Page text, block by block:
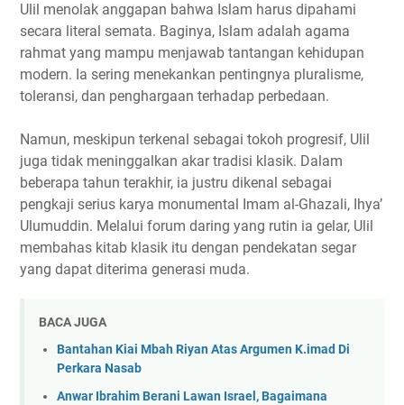
Ulil menolak anggapan bahwa Islam harus dipahami
secara literal semata. Baginya, Islam adalah agama
rahmat yang mampu menjawab tantangan kehidupan
modern. Ia sering menekankan pentingnya pluralisme,
toleransi, dan penghargaan terhadap perbedaan.
Namun, meskipun terkenal sebagai tokoh progresif, Ulil
juga tidak meninggalkan akar tradisi klasik. Dalam
beberapa tahun terakhir, ia justru dikenal sebagai
pengkaji serius karya monumental Imam al-Ghazali, Ihya’
Ulumuddin. Melalui forum daring yang rutin ia gelar, Ulil
membahas kitab klasik itu dengan pendekatan segar
yang dapat diterima generasi muda.
BACA JUGA
Bantahan Kiai Mbah Riyan Atas Argumen K.imad Di
Perkara Nasab
Anwar Ibrahim Berani Lawan Israel, Bagaimana